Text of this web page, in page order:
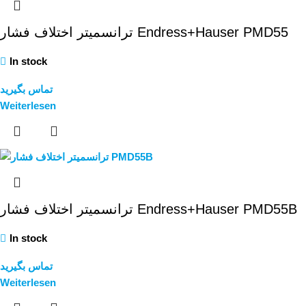
ترانسمیتر اختلاف فشار Endress+Hauser PMD55
In stock
تماس بگیرید
Weiterlesen
ترانسمیتر اختلاف فشار Endress+Hauser PMD55B
In stock
تماس بگیرید
Weiterlesen